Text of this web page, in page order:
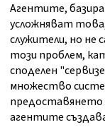
Агентите,
усложняват
служители, но не
този проблем,
споделен
множество
предоставянето
агентите